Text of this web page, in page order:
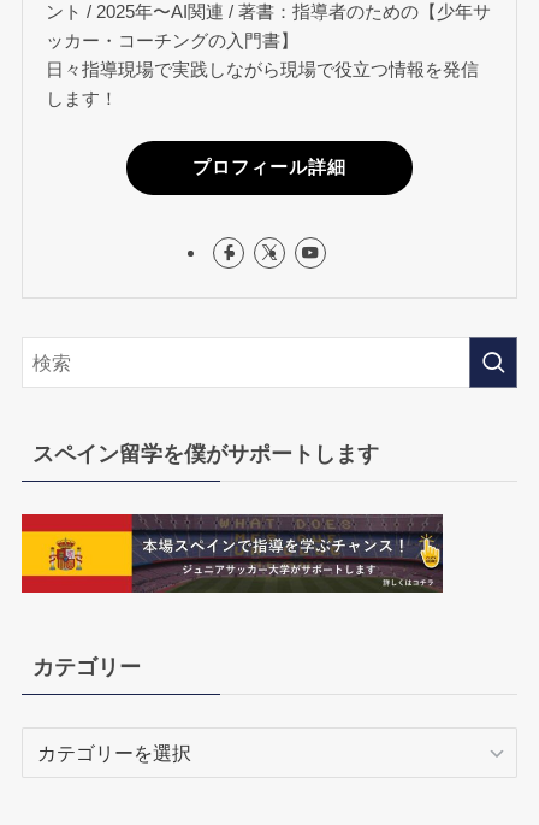
ント / 2025年〜AI関連 / 著書：指導者のための【少年サ
ッカー・コーチングの入門書】
日々指導現場で実践しながら現場で役立つ情報を発信
します！
プロフィール詳細
スペイン留学を僕がサポートします
カテゴリー